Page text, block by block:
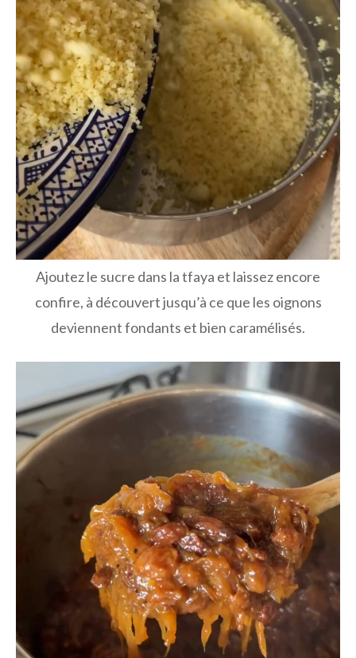
Ajoutez le sucre dans la tfaya et laissez encore
confire, à découvert jusqu’à ce que les oignons
deviennent fondants et bien caramélisés.